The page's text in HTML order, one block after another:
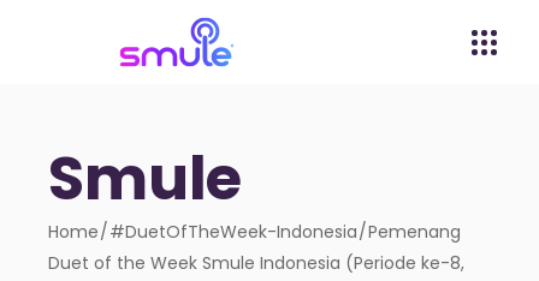
Smule
Home #DuetOfTheWeek-Indonesia Pemenang
Duet of the Week Smule Indonesia (Periode ke-8,